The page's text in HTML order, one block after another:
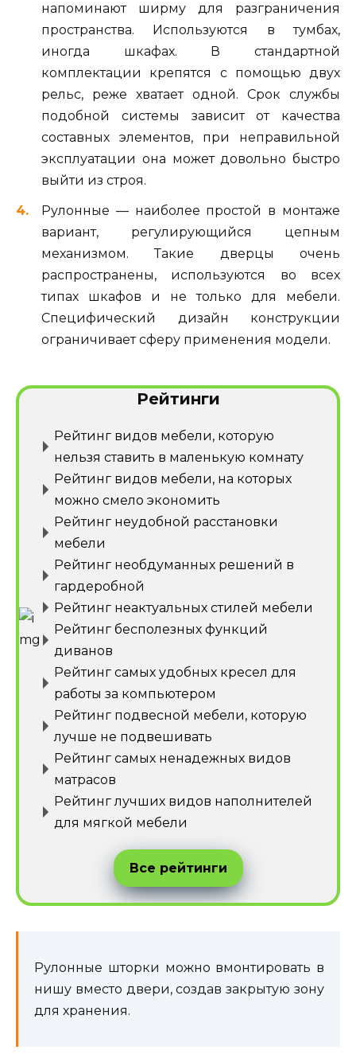
напоминают ширму для разграничения
пространства. Используются в тумбах,
иногда шкафах. В стандартной
комплектации крепятся с помощью двух
рельс, реже хватает одной. Срок службы
подобной системы зависит от качества
составных элементов, при неправильной
эксплуатации она может довольно быстро
выйти из строя.
Рулонные — наиболее простой в монтаже
вариант, регулирующийся цепным
механизмом. Такие дверцы очень
распространены, используются во всех
типах шкафов и не только для мебели.
Специфический дизайн конструкции
ограничивает сферу применения модели.
Рейтинги
Рейтинг видов мебели, которую
нельзя ставить в маленькую комнату
Рейтинг видов мебели, на которых
можно смело экономить
Рейтинг неудобной расстановки
мебели
Рейтинг необдуманных решений в
гардеробной
Рейтинг неактуальных стилей мебели
Рейтинг бесполезных функций
диванов
Рейтинг самых удобных кресел для
работы за компьютером
Рейтинг подвесной мебели, которую
лучше не подвешивать
Рейтинг самых ненадежных видов
матрасов
Рейтинг лучших видов наполнителей
для мягкой мебели
Все рейтинги
Рулонные шторки можно вмонтировать в
нишу вместо двери, создав закрытую зону
для хранения.